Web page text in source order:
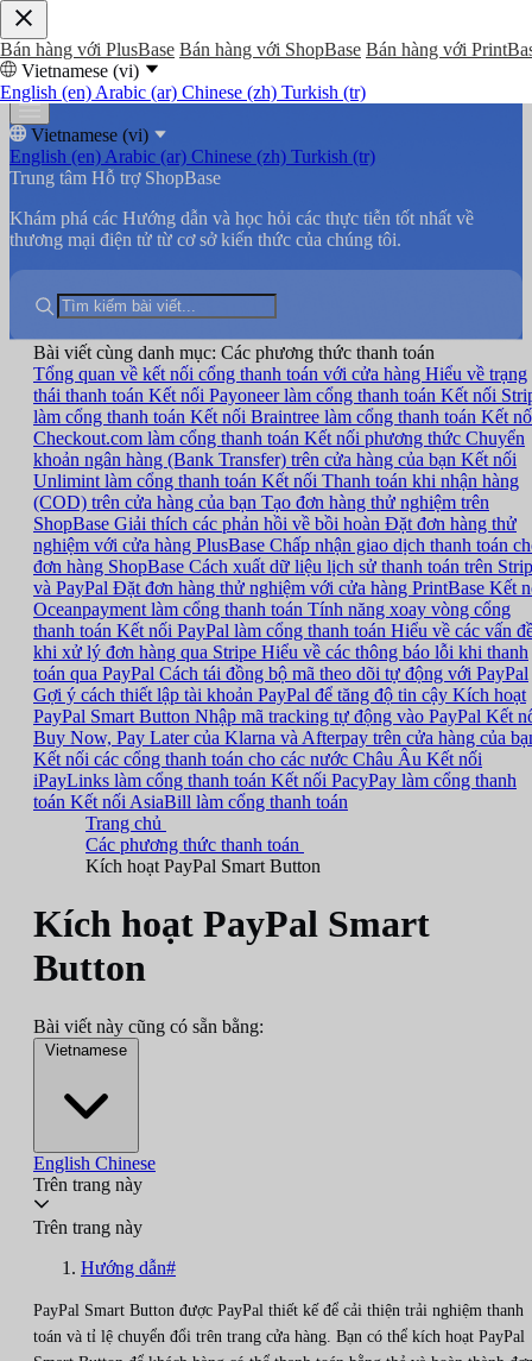
Bán hàng với PlusBase Bán hàng với ShopBase Bán hàng với
Vietnamese (vi)
English (en) Arabic (ar) Chinese (zh) Turkish (tr)
Vietnamese (vi)
English (en) Arabic (ar) Chinese (zh) Turkish (tr)
Trung tâm Hỗ trợ ShopBase
Khám phá các Hướng dẫn và học hỏi các thực tiễn tốt nhất về
thương mại điện tử từ cơ sở kiến thức của chúng tôi.
Bài viết cùng danh mục: Các phương thức thanh toán
Tổng quan về kết nối cổng thanh toán với cửa hàng Hiểu về trạng
thái thanh toán Kết nối Payoneer làm cổng thanh toán Kết nối
làm cổng thanh toán Kết nối Braintree làm cổng thanh toán Kết
Checkout.com làm cổng thanh toán Kết nối phương thức Chuyển
khoản ngân hàng (Bank Transfer) trên cửa hàng của bạn Kết nối
Unlimint làm cổng thanh toán Kết nối Thanh toán khi nhận hàng
(COD) trên cửa hàng của bạn Tạo đơn hàng thử nghiệm trên
ShopBase Giải thích các phản hồi về bồi hoàn Đặt đơn hàng thử
nghiệm với cửa hàng PlusBase Chấp nhận giao dịch thanh toán
đơn hàng ShopBase Cách xuất dữ liệu lịch sử thanh toán trên
và PayPal Đặt đơn hàng thử nghiệm với cửa hàng PrintBase Kết
Oceanpayment làm cổng thanh toán Tính năng xoay vòng cổng
thanh toán Kết nối PayPal làm cổng thanh toán Hiểu về các vấn
khi xử lý đơn hàng qua Stripe Hiểu về các thông báo lỗi khi thanh
toán qua PayPal Cách tái đồng bộ mã theo dõi tự động với PayPal
Gợi ý cách thiết lập tài khoản PayPal để tăng độ tin cậy Kích hoạt
PayPal Smart Button Nhập mã tracking tự động vào PayPal Kết
Buy Now, Pay Later của Klarna và Afterpay trên cửa hàng của
Kết nối các cổng thanh toán cho các nước Châu Âu Kết nối
iPayLinks làm cổng thanh toán Kết nối PacyPay làm cổng thanh
toán Kết nối AsiaBill làm cổng thanh toán
Trang chủ
Các phương thức thanh toán
Kích hoạt PayPal Smart Button
Kích hoạt PayPal Smart
Button
Bài viết này cũng có sẵn bằng:
Vietnamese
English Chinese
Trên trang này
Trên trang này
Hướng dẫn#
PayPal Smart Button được PayPal thiết kế để cải thiện trải nghiệm thanh
toán và tỉ lệ chuyển đổi trên trang cửa hàng. Bạn có thể kích hoạt PayPal